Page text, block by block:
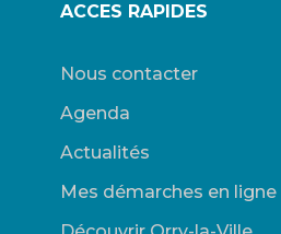
ACCES RAPIDES
Nous contacter
Agenda
Actualités
Mes démarches en ligne